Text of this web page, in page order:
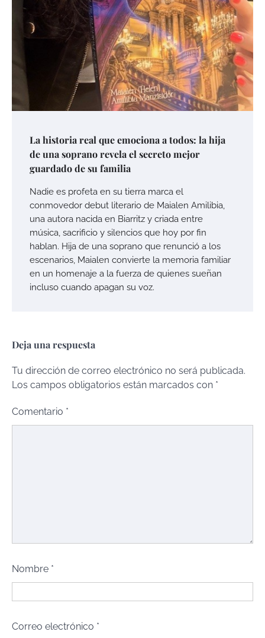
La historia real que emociona a todos: la hija
de una soprano revela el secreto mejor
guardado de su familia
Nadie es profeta en su tierra marca el
conmovedor debut literario de Maialen Amilibia,
una autora nacida en Biarritz y criada entre
música, sacrificio y silencios que hoy por fin
hablan. Hija de una soprano que renunció a los
escenarios, Maialen convierte la memoria familiar
en un homenaje a la fuerza de quienes sueñan
incluso cuando apagan su voz.
Deja una respuesta
Tu dirección de correo electrónico no será publicada.
Los campos obligatorios están marcados con *
Comentario *
Nombre *
Correo electrónico *